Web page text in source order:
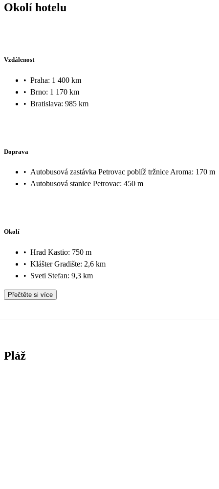
Okolí hotelu
Vzdálenost
• Praha: 1 400 km
• Brno: 1 170 km
• Bratislava: 985 km
Doprava
• Autobusová zastávka Petrovac poblíž tržnice Aroma: 170 m
• Autobusová stanice Petrovac: 450 m
Okolí
• Hrad Kastio: 750 m
• Klášter Gradište: 2,6 km
• Sveti Stefan: 9,3 km
Přečtěte si více
Pláž